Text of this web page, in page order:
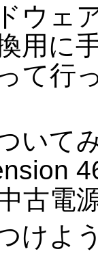
ウェ
用に
て行
いて
古電
けよ